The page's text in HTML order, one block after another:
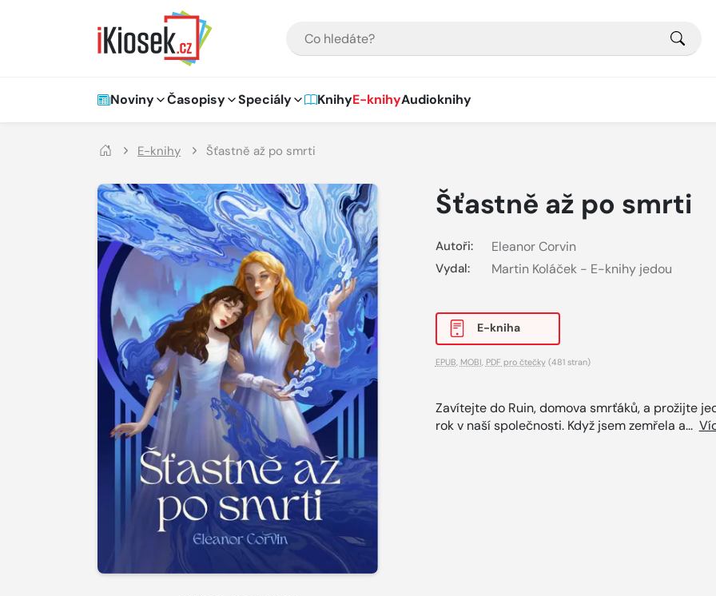
Hlavní navigace
Noviny Časopisy Speciály KnihyE-knihyAudioknihy
E-knihy Šťastně až po smrti
Šťastně až po smrti
Autoři: Eleanor Corvin
Vydal: Martin Koláček - E-knihy jedou
E-kniha
EPUB MOBI PDF pro čtečky(481 stran)
Zavítejte do Ruin, domova smrťáků, a prožijte
rok v naší společnosti. Když jsem zemřela a...